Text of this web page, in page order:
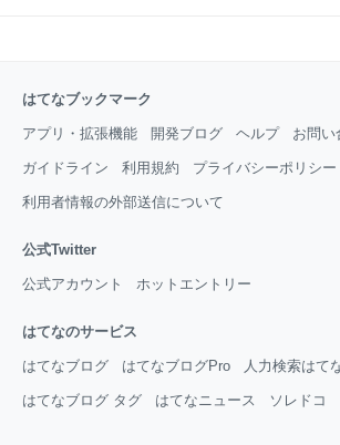
はてなブックマーク
アプリ・拡張機能 開発ブログ ヘルプ お問い
ガイドライン 利用規約 プライバシーポリシー
利用者情報の外部送信について
公式Twitter
公式アカウント ホットエントリー
はてなのサービス
はてなブログ はてなブログPro 人力検索はて
はてなブログ タグ はてなニュース ソレドコ